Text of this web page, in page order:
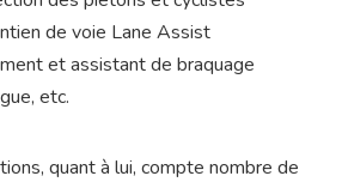
de voie Lane Assist
et assistant de braquage
etc.
quant à lui, compte nombre de